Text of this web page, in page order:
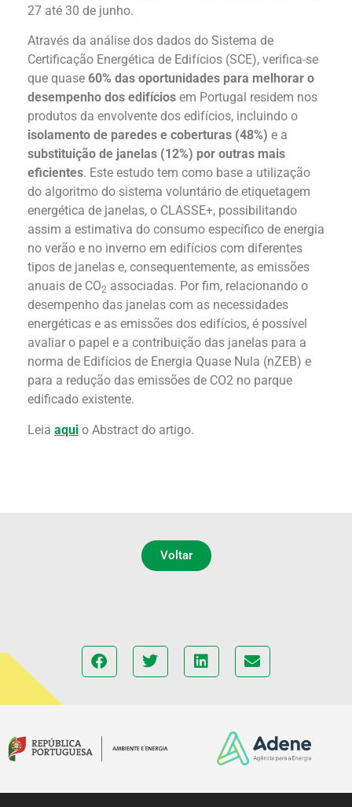
27 até 30 de junho.
Através da análise dos dados do Sistema de
Certificação Energética de Edifícios (SCE), verifica-se
que quase 60% das oportunidades para melhorar o
desempenho dos edifícios em Portugal residem nos
produtos da envolvente dos edifícios, incluindo o
isolamento de paredes e coberturas (48%) e a
substituição de janelas (12%) por outras mais
eficientes. Este estudo tem como base a utilização
do algoritmo do sistema voluntário de etiquetagem
energética de janelas, o CLASSE+, possibilitando
assim a estimativa do consumo específico de energia
no verão e no inverno em edifícios com diferentes
tipos de janelas e, consequentemente, as emissões
anuais de CO2 associadas. Por fim, relacionando o
desempenho das janelas com as necessidades
energéticas e as emissões dos edifícios, é possível
avaliar o papel e a contribuição das janelas para a
norma de Edifícios de Energia Quase Nula (nZEB) e
para a redução das emissões de CO2 no parque
edificado existente.
Leia aqui o Abstract do artigo.
Voltar